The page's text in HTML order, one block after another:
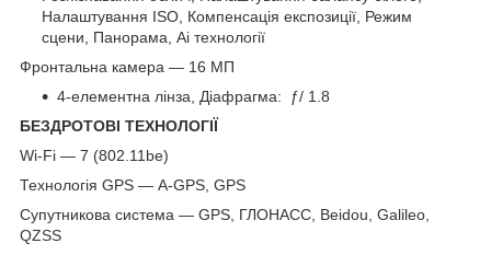
Налаштування ISO, Компенсація експозиції, Режим
сцени, Панорама, Ai технології
Фронтальна камера — 16 МП
4-елементна лінза, Діафрагма: ƒ/ 1.8
БЕЗДРОТОВІ ТЕХНОЛОГІЇ
Wi-Fi — 7 (802.11be)
Технологія GPS — A-GPS, GPS
Супутникова система — GPS, ГЛОНАСС, Beidou, Galileo,
QZSS